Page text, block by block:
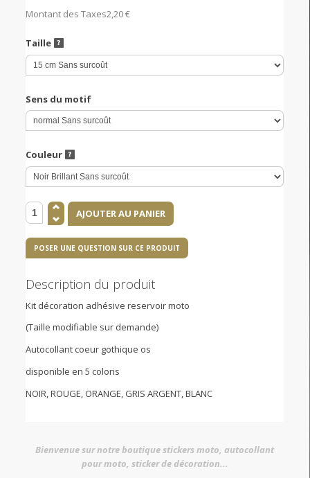
Montant des Taxes2,20 €
Taille
Sens du motif
Couleur
POSER UNE QUESTION SUR CE PRODUIT
Description du produit
Kit décoration adhésive reservoir moto
(Taille modifiable sur demande)
Autocollant coeur gothique os
disponible en 5 coloris
NOIR, ROUGE, ORANGE, GRIS ARGENT, BLANC
Bienvenue sur notre boutique stickers moto, autocollant
pour moto, sticker de décoration...